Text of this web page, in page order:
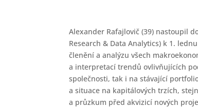
Alexander Rafajlovič (39) nastoupil
Research & Data Analytics) k 1.
členění a analýzu všech
a interpretací trendů ovlivňujících
společnosti, tak i na stávající
a situace na kapitálových trzích,
a průzkum před akvizicí nových